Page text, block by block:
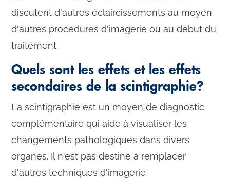
discutent d'autres éclaircissements au moyen
d'autres procédures d'imagerie ou au début du
traitement.
Quels sont les effets et les effets
secondaires de la scintigraphie?
La scintigraphie est un moyen de diagnostic
complémentaire qui aide à visualiser les
changements pathologiques dans divers
organes. Il n'est pas destiné à remplacer
d'autres techniques d'imagerie